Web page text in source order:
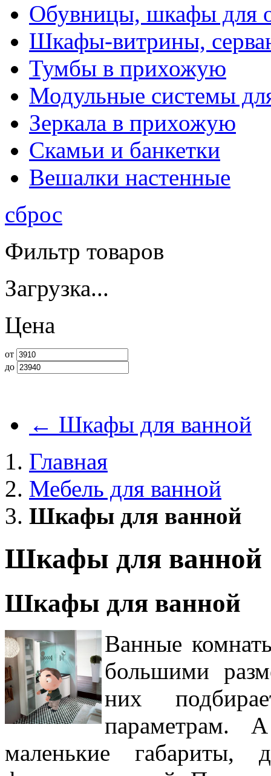
Обувницы, шкафы для
Шкафы-витрины,
Тумбы в прихожую
Модульные системы
Зеркала в прихожую
Скамьи и банкетки
Вешалки настенные
сброс
Фильтр товаров
Загрузка...
Цена
от
до
← Шкафы для ванной
Главная
Мебель для ванной
Шкафы для ванной
Шкафы для ванной
Шкафы для ванной
Ванные
большими
них
параметрам.
маленькие